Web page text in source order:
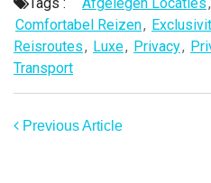
Comfortabel Reizen,
Reisroutes, Luxe, Privacy,
Transport
Previous Article